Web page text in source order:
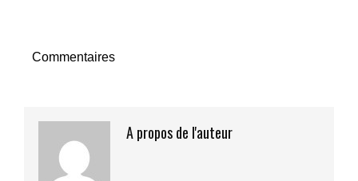
Commentaires
A propos de l'auteur